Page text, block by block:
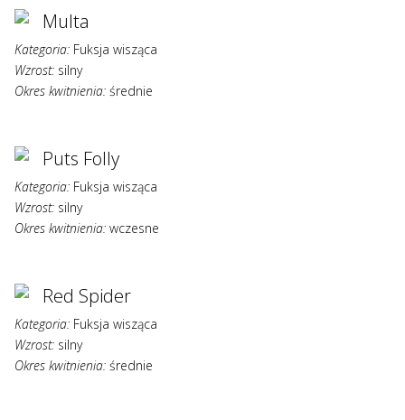
Multa
Kategoria: Fuksja wisząca
Wzrost: silny
Okres kwitnienia: średnie
Puts Folly
Kategoria: Fuksja wisząca
Wzrost: silny
Okres kwitnienia: wczesne
Red Spider
Kategoria: Fuksja wisząca
Wzrost: silny
Okres kwitnienia: średnie